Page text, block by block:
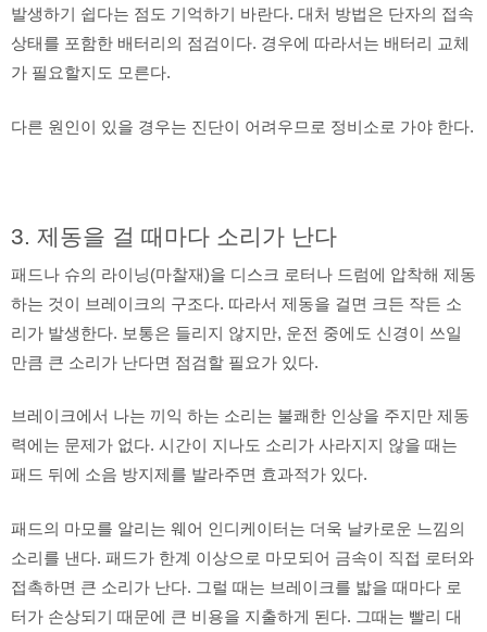
발생하기 쉽다는 점도 기억하기 바란다. 대처 방법은 단자의 접속
상태를 포함한 배터리의 점검이다. 경우에 따라서는 배터리 교체
가 필요할지도 모른다.
다른 원인이 있을 경우는 진단이 어려우므로 정비소로 가야 한다.
3. 제동을 걸 때마다 소리가 난다
패드나 슈의 라이닝(마찰재)을 디스크 로터나 드럼에 압착해 제동
하는 것이 브레이크의 구조다. 따라서 제동을 걸면 크든 작든 소
리가 발생한다. 보통은 들리지 않지만, 운전 중에도 신경이 쓰일
만큼 큰 소리가 난다면 점검할 필요가 있다.
브레이크에서 나는 끼익 하는 소리는 불쾌한 인상을 주지만 제동
력에는 문제가 없다. 시간이 지나도 소리가 사라지지 않을 때는
패드 뒤에 소음 방지제를 발라주면 효과적가 있다.
패드의 마모를 알리는 웨어 인디케이터는 더욱 날카로운 느낌의
소리를 낸다. 패드가 한계 이상으로 마모되어 금속이 직접 로터와
접촉하면 큰 소리가 난다. 그럴 때는 브레이크를 밟을 때마다 로
터가 손상되기 때문에 큰 비용을 지출하게 된다. 그때는 빨리 대